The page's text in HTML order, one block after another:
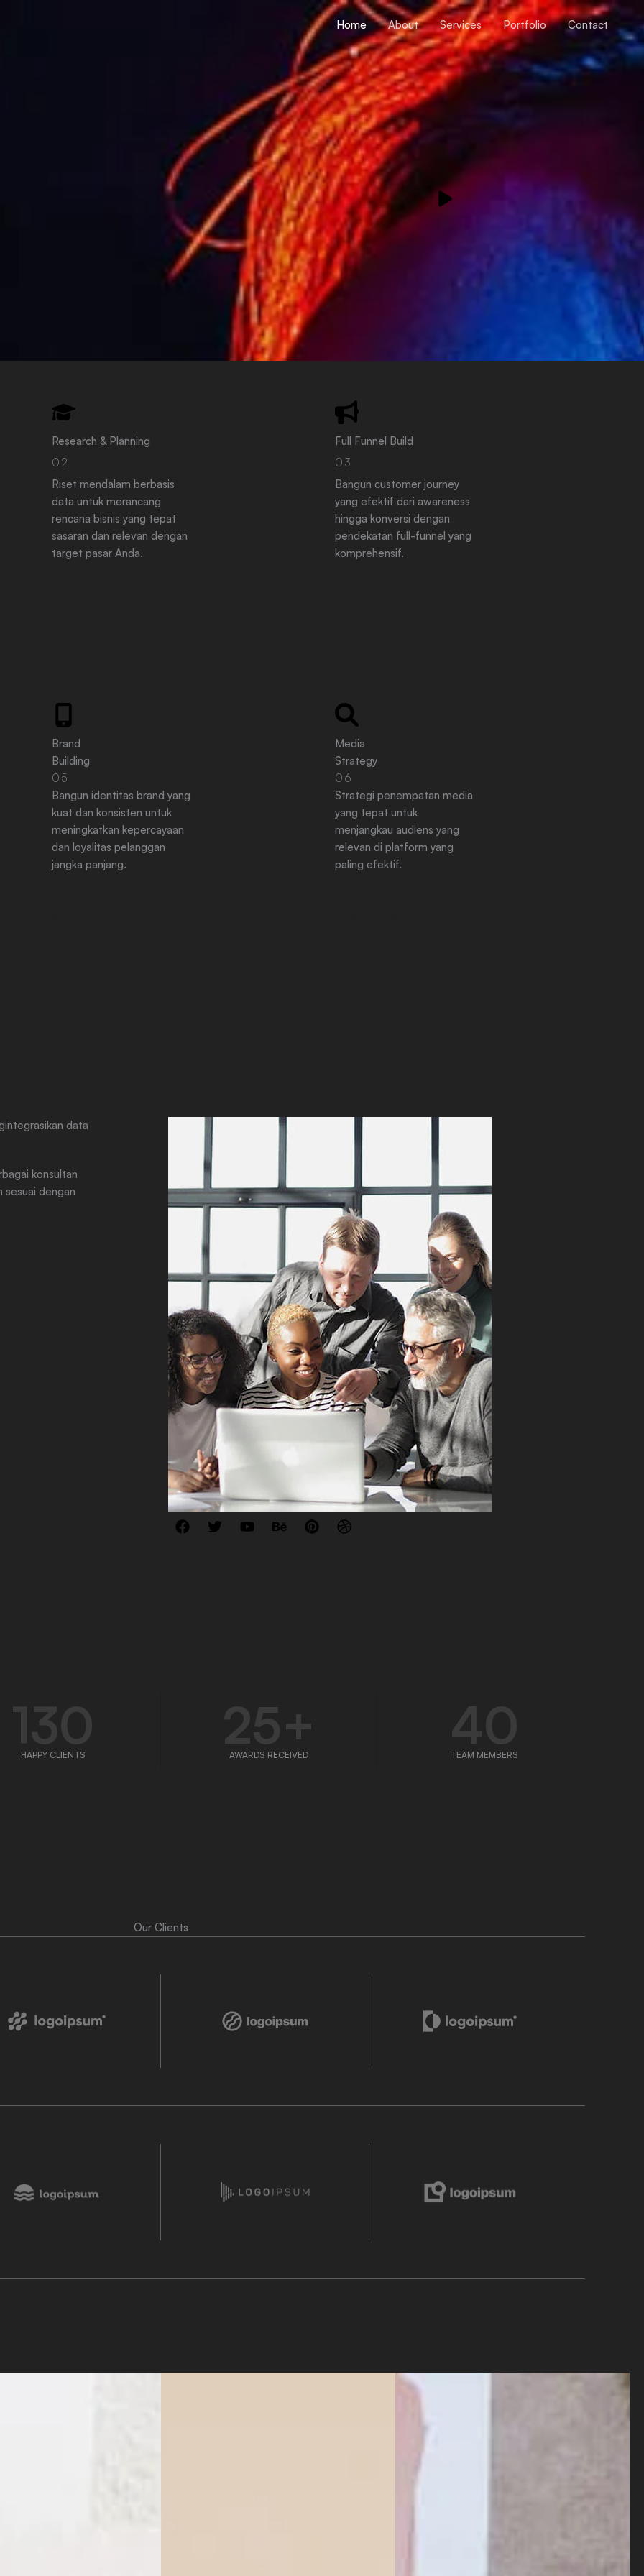
Home About Services Portfolio Contact
Research & Planning
02
Riset mendalam berbasis
data untuk merancang
rencana bisnis yang tepat
sasaran dan relevan dengan
target pasar Anda.
Full Funnel Build
03
Bangun customer journey
yang efektif dari awareness
hingga konversi dengan
pendekatan full-funnel yang
komprehensif.
Brand
Building
05
Bangun identitas brand yang
kuat dan konsisten untuk
meningkatkan kepercayaan
dan loyalitas pelanggan
jangka panjang.
Media
Strategy
06
Strategi penempatan media
yang tepat untuk
menjangkau audiens yang
relevan di platform yang
paling efektif.
data
konsultan
sesuai dengan
130
HAPPY CLIENTS 25+
AWARDS RECEIVED 40
TEAM MEMBERS
Our Clients